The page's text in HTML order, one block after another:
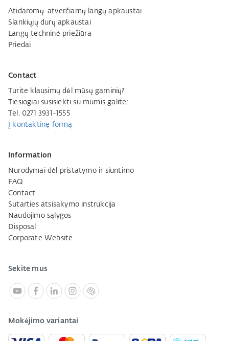
Atidaromų-atverčiamų langų apkaustai
Slankiųjų durų apkaustai
Langų techninė priežiūra
Priedai
Contact
Turite klausimų dėl mūsų gaminių?
Tiesiogiai susisiekti su mumis galite:
Tel. 0271 3931-1555
Į kontaktinę formą
Information
Nurodymai dėl pristatymo ir siuntimo
FAQ
Contact
Sutarties atsisakymo instrukcija
Naudojimo sąlygos
Disposal
Corporate Website
Sekite mus
Mokėjimo variantai